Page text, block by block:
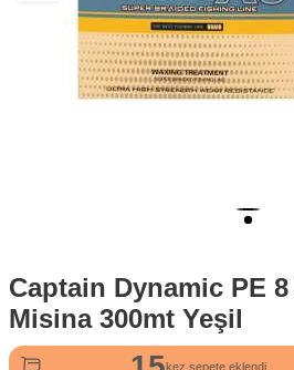
Captain Dynamic PE
Misina 300mt Yeşil
kez sepete eklendi
kez satın alındı